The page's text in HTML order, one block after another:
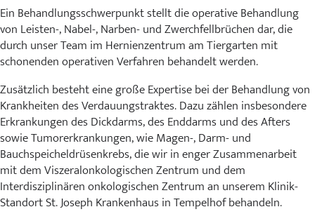
Ein Behandlungsschwerpunkt stellt die operative Behandlung
von Leisten-, Nabel-, Narben- und Zwerchfellbrüchen dar, die
durch unser Team im Hernienzentrum am Tiergarten mit
schonenden operativen Verfahren behandelt werden.
Zusätzlich besteht eine große Expertise bei der Behandlung von
Krankheiten des Verdauungstraktes. Dazu zählen insbesondere
Erkrankungen des Dickdarms, des Enddarms und des Afters
sowie Tumorerkrankungen, wie Magen-, Darm- und
Bauchspeicheldrüsenkrebs, die wir in enger Zusammenarbeit
mit dem Viszeralonkologischen Zentrum und dem
Interdisziplinären onkologischen Zentrum an unserem Klinik-
Standort St. Joseph Krankenhaus in Tempelhof behandeln.